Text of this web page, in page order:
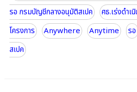
รอ กรมบัญชีกลางอนุมัติสเปค
ศธ.เร่งดำ
โครงการ
Anywhere Anytime รอ
สเปค